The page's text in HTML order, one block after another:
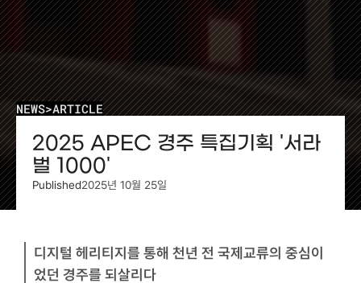
NEWS>ARTICLE
2025 APEC 경주 특집기획 '서라
벌 1000'
Published2025년 10월 25일
디지털 헤리티지를 통해 천년 전 국제교류의 중심이
었던 경주를 되살리다